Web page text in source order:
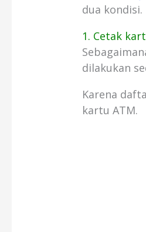
dua kondisi.
1. Cetak
dilakukan
Karena
kartu ATM.